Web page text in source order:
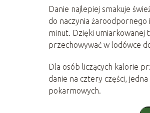
Danie najlepiej smakuje
do naczynia żaroodpornego
minut. Dzięki umiarkowanej
przechowywać w lodówce
Dla osób liczących kalorie
danie na cztery części,
pokarmowych.